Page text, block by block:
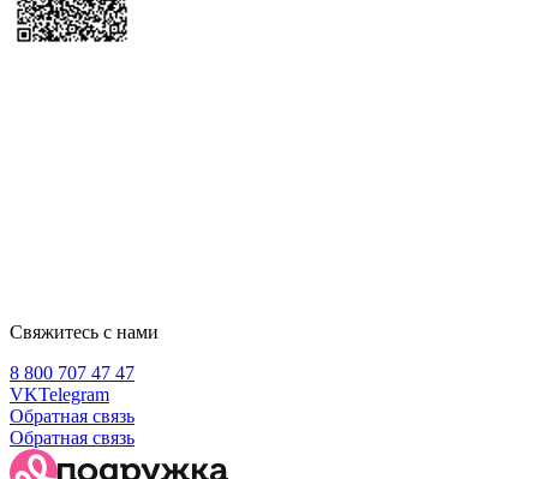
Свяжитесь с нами
8 800 707 47 47
VKTelegram
Обратная связь
Обратная связь